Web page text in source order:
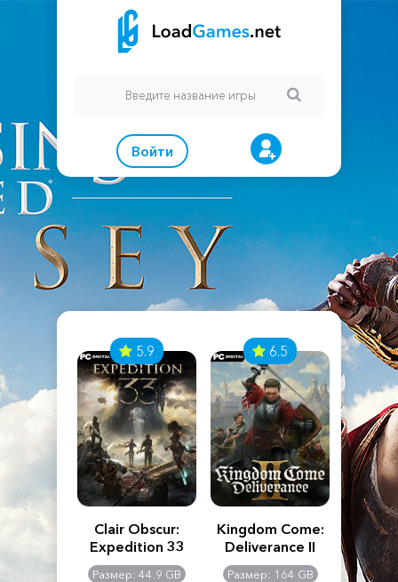
Войти
Creed
5.9
Clair Obscur:
Expedition 33
Размер: 44.9 GB
6.5
Kingdom Come:
Deliverance II
Размер: 164 GB
The